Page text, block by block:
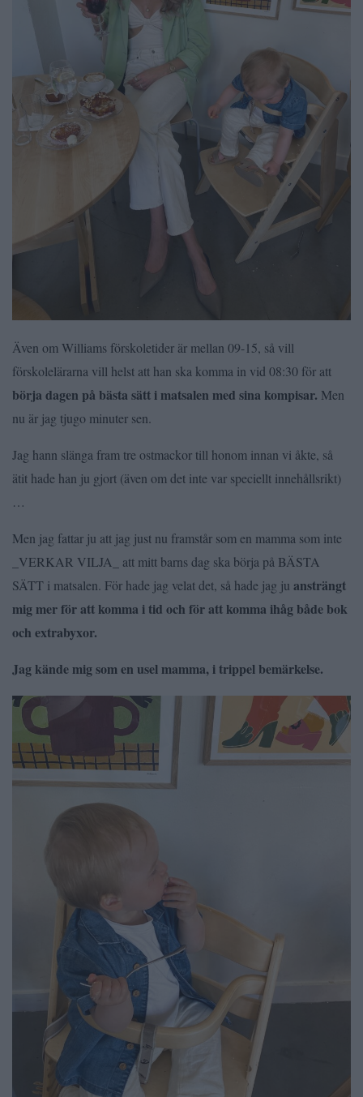
Även om Williams förskoletider är mellan 09-15, så vill
förskolelärarna vill helst att han ska komma in vid 08:30 för att
börja dagen på bästa sätt i matsalen med sina kompisar. Men
nu är jag tjugo minuter sen.
Jag hann slänga fram tre ostmackor till honom innan vi åkte, så
ätit hade han ju gjort (även om det inte var speciellt innehållsrikt)
…
Men jag fattar ju att jag just nu framstår som en mamma som inte
_VERKAR VILJA_ att mitt barns dag ska börja på BÄSTA
SÄTT i matsalen. För hade jag velat det, så hade jag ju ansträngt
mig mer för att komma i tid och för att komma ihåg både bok
och extrabyxor.
Jag kände mig som en usel mamma, i trippel bemärkelse.